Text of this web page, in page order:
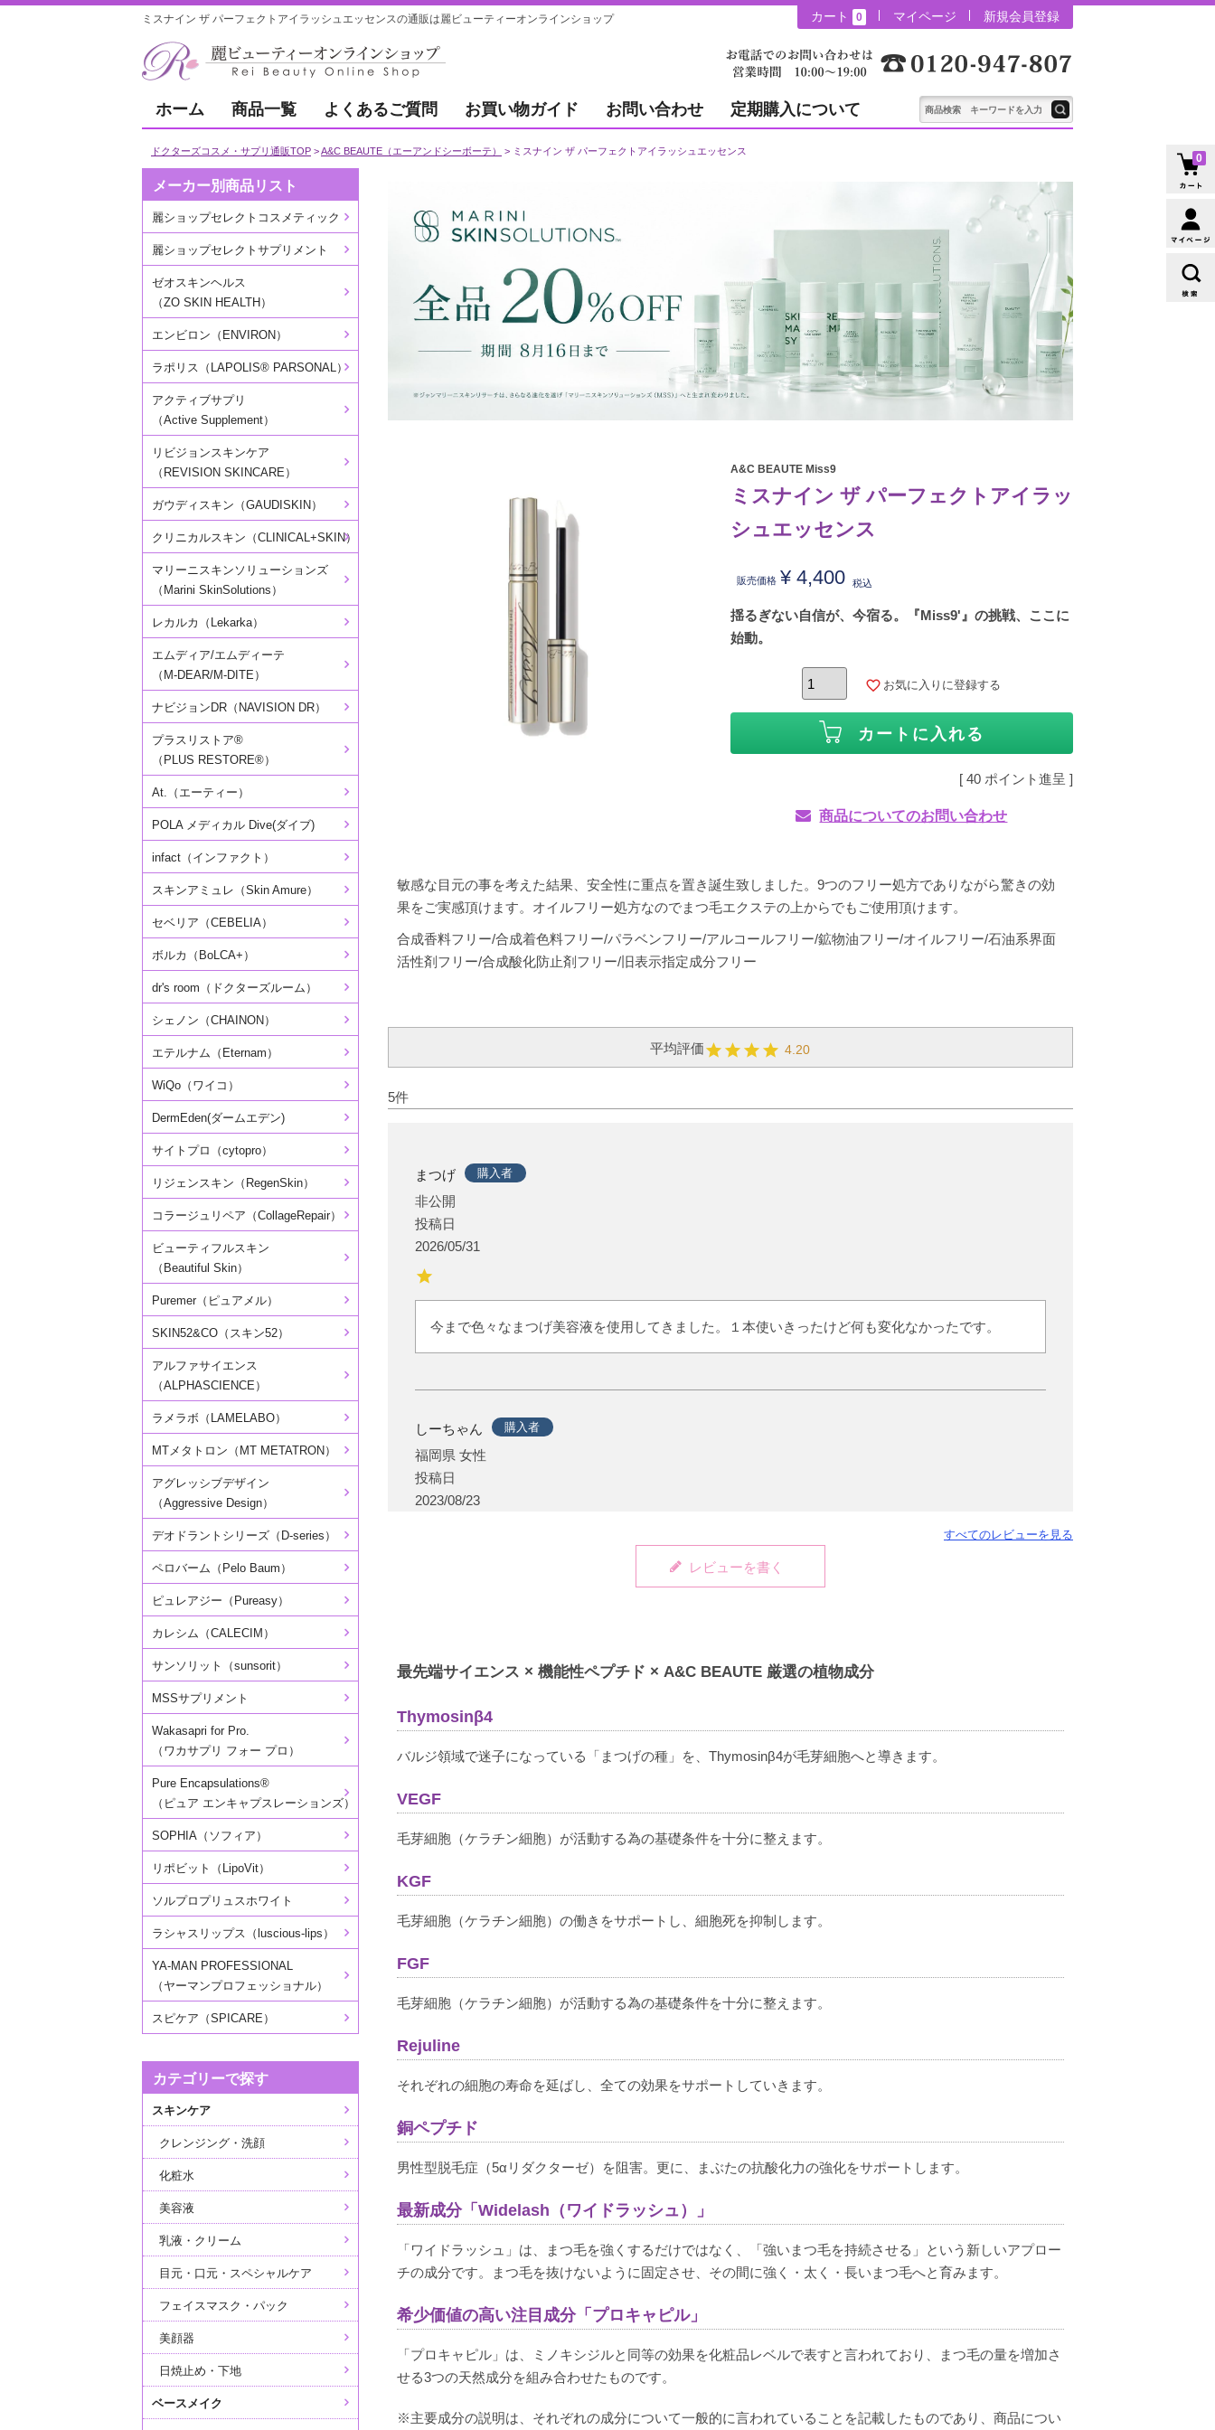
ミスナイン ザ パーフェクトアイラッシュエッセンスの通販は麗ビューティーオンラインショップ カート 0 マイページ 新規会員登録
ホーム 商品一覧 よくあるご質問 お買い物ガイド お問い合わせ 定期購入について
ドクターズコスメ・サプリ通販TOP A&C BEAUTE（エーアンドシーボーテ） ミスナイン ザ パーフェクトアイラッシュエッセンス
A&C BEAUTE Miss9
ミスナイン ザ パーフェクトアイラッ
シュエッセンス
販売価格 ¥ 4,400 税込
揺るぎない自信が、今宿る。『Miss9'』の挑戦、ここに
始動。
お気に入りに登録する
カートに入れる
[ 40 ポイント進呈 ]
商品についてのお問い合わせ
敏感な目元の事を考えた結果、安全性に重点を置き誕生致しました。9つのフリー処方でありながら驚きの効
果をご実感頂けます。オイルフリー処方なのでまつ毛エクステの上からでもご使用頂けます。
合成香料フリー/合成着色料フリー/パラベンフリー/アルコールフリー/鉱物油フリー/オイルフリー/石油系界面
活性剤フリー/合成酸化防止剤フリー/旧表示指定成分フリー
4.20
5
まつげ 購入者
非公開
投稿日
2026/05/31
今まで色々なまつげ美容液を使用してきました。１本使いきったけど何も変化なかったです。
しーちゃん 購入者
福岡県 女性
投稿日
2023/08/23
まだ、使用して間もないので効果は、これからだと思います。様子を見ながら続けてみたいと思い
いつも迅速に対応いただきありがとうございます。
にゃんこ 購入者
非公開
2022/06/09
なち 購入者
非公開
投稿日
2022/05/29
使い続けているとまつ毛にコシが出てきた気がします。
刺激もなく敏感肌にも優しい使い心地だと思いました。
とも 購入者
投稿日
すべてのレビューを見る
レビューを書く
最先端サイエンス × 機能性ペプチド × A&C BEAUTE 厳選の植物成分
Thymosinβ4
バルジ領域で迷子になっている「まつげの種」を、Thymosinβ4が毛芽細胞へと導きます。
VEGF
毛芽細胞（ケラチン細胞）が活動する為の基礎条件を十分に整えます。
KGF
毛芽細胞（ケラチン細胞）の働きをサポートし、細胞死を抑制します。
FGF
毛芽細胞（ケラチン細胞）が活動する為の基礎条件を十分に整えます。
Rejuline
それぞれの細胞の寿命を延ばし、全ての効果をサポートしていきます。
銅ペプチド
男性型脱毛症（5αリダクターゼ）を阻害。更に、まぶたの抗酸化力の強化をサポートします。
最新成分「Widelash（ワイドラッシュ）」
「ワイドラッシュ」は、まつ毛を強くするだけではなく、「強いまつ毛を持続させる」という新しいアプロー
チの成分です。まつ毛を抜けないように固定させ、その間に強く・太く・長いまつ毛へと育みます。
希少価値の高い注目成分「プロキャピル」
「プロキャピル」は、ミノキシジルと同等の効果を化粧品レベルで表すと言われており、まつ毛の量を増加さ
せる3つの天然成分を組み合わせたものです。
※主要成分の説明は、それぞれの成分について一般的に言われていることを記載したものであり、商品につい
0
メーカー別商品リスト
麗ショップセレクトコスメティック
麗ショップセレクトサプリメント
ゼオスキンヘルス
（ZO SKIN HEALTH）
エンビロン（ENVIRON）
ラポリス（LAPOLIS® PARSONAL）
アクティブサプリ
（Active Supplement）
リビジョンスキンケア
（REVISION SKINCARE）
ガウディスキン（GAUDISKIN）
クリニカルスキン（CLINICAL+SKIN）
マリーニスキンソリューションズ
（Marini SkinSolutions）
レカルカ（Lekarka）
エムディア/エムディーテ
（M-DEAR/M-DITE）
ナビジョンDR（NAVISION DR）
プラスリストア®
（PLUS RESTORE®）
At.（エーティー）
POLA メディカル Dive(ダイブ)
infact（インファクト）
スキンアミュレ（Skin Amure）
セベリア（CEBELIA）
ボルカ（BoLCA+）
dr's room（ドクターズルーム）
シェノン（CHAINON）
エテルナム（Eternam）
WiQo（ワイコ）
DermEden(ダームエデン)
サイトプロ（cytopro）
リジェンスキン（RegenSkin）
コラージュリペア（CollageRepair）
ビューティフルスキン
（Beautiful Skin）
Puremer（ピュアメル）
SKIN52&CO（スキン52）
アルファサイエンス
（ALPHASCIENCE）
ラメラボ（LAMELABO）
MTメタトロン（MT METATRON）
アグレッシブデザイン
（Aggressive Design）
デオドラントシリーズ（D-series）
ペロバーム（Pelo Baum）
ピュレアジー（Pureasy）
カレシム（CALECIM）
サンソリット（sunsorit）
MSSサプリメント
Wakasapri for Pro.
（ワカサプリ フォー プロ）
Pure Encapsulations®
（ピュア エンキャプスレーションズ）
SOPHIA（ソフィア）
リポビット（LipoVit）
ソルプロプリュスホワイト
ラシャスリップス（luscious-lips）
YA-MAN PROFESSIONAL
（ヤーマンプロフェッショナル）
スピケア（SPICARE）
カテゴリーで探す
スキンケア
クレンジング・洗顔
化粧水
美容液
乳液・クリーム
目元・口元・スペシャルケア
フェイスマスク・パック
美顔器
日焼止め・下地
ベースメイク